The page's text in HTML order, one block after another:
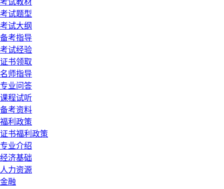
考试教材
考试题型
考试大纲
备考指导
考试经验
证书领取
名师指导
专业问答
课程试听
备考资料
福利政策
证书福利政策
专业介绍
经济基础
人力资源
金融